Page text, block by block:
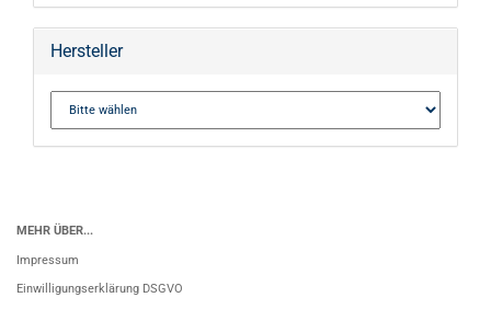
Hersteller
MEHR ÜBER...
Impressum
Einwilligungserklärung DSGVO